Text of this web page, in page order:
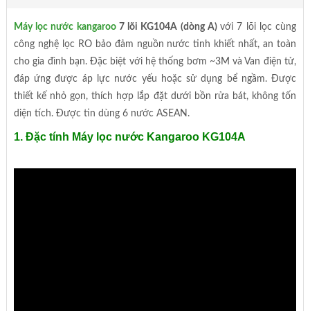
Máy lọc nước kangaroo7 lõi KG104A (dòng A)với 7 lõi lọc cùng
công nghệ lọc RO bảo đảm nguồn nước tinh khiết nhất, an toàn
cho gia đình bạn. Đặc biệt với hệ thống bơm ~3M và Van điện tử,
đáp ứng được áp lực nước yếu hoặc sử dụng bể ngầm. Được
thiết kế nhỏ gọn, thích hợp lắp đặt dưới bồn rửa bát, không tốn
diện tích. Được tin dùng 6 nước ASEAN.
1. Đặc tính Máy lọc nước Kangaroo KG104A